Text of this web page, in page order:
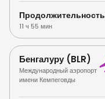
Продолжительность
11 ч 55 мин
Бенгалуру (BLR)
Международный аэропорт
имени Кемпеговды